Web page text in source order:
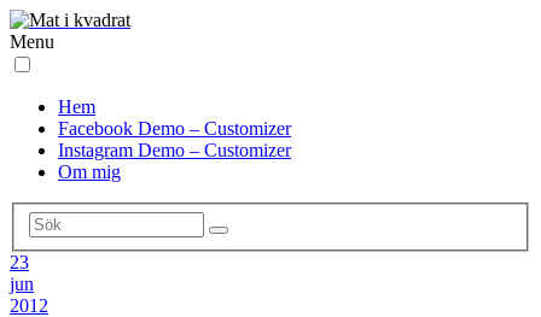
Menu
Hem
Facebook Demo – Customizer
Instagram Demo – Customizer
Om mig
23
jun
2012